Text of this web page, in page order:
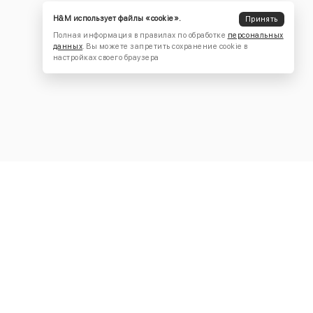
H&M использует файлы «cookie».
Принять
Полная информация в правилах по обработке персональных
данных. Вы можете запретить сохранение cookie в
настройках своего браузера